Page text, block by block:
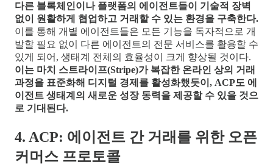
다른 블록체인이나 플랫폼의 에이전트들이 기술적 장벽
없이 원활하게 협업하고 거래할 수 있는 환경을 구축한다.
이를 통해 개별 에이전트들은 모든 기능을 독자적으로 개
발할 필요 없이 다른 에이전트의 전문 서비스를 활용할 수
있게 되어, 생태계 전체의 효율성이 크게 향상될 것이다.
이는 마치 스트라이프(Stripe)가 복잡한 온라인 상의 거래
과정을 표준화해 디지털 경제를 활성화했듯이, ACP도 에
이전트 생태계의 새로운 성장 동력을 제공할 수 있을 것으
로 기대된다.
4. ACP: 에이전트 간 거래를 위한 오픈
커머스 프로토콜